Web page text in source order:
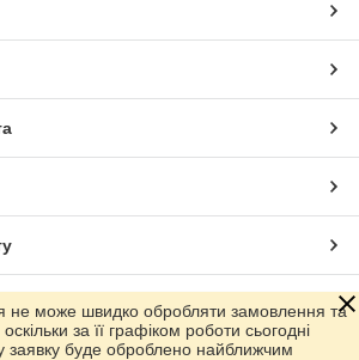
Prom.ua
не може швидко обробляти замовлення та
за її графіком роботи сьогодні
заявку буде оброблено найближчим